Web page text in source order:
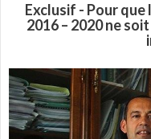
Exclusif - Pour
2016 – 2020 ne